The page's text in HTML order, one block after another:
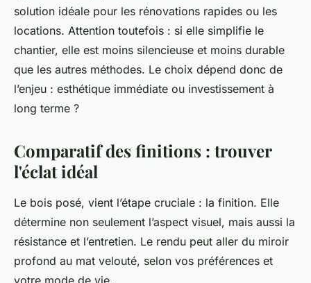
solution idéale pour les rénovations rapides ou les
locations. Attention toutefois : si elle simplifie le
chantier, elle est moins silencieuse et moins durable
que les autres méthodes. Le choix dépend donc de
l’enjeu : esthétique immédiate ou investissement à
long terme ?
Comparatif des finitions : trouver
l'éclat idéal
Le bois posé, vient l’étape cruciale : la finition. Elle
détermine non seulement l’aspect visuel, mais aussi la
résistance et l’entretien. Le rendu peut aller du miroir
profond au mat velouté, selon vos préférences et